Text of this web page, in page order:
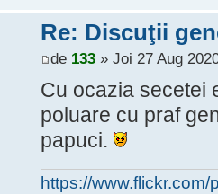
Re: Discuţii
de 133» Joi 27 Aug
Cu ocazia secetei
poluare cu praf
papuci.
https://